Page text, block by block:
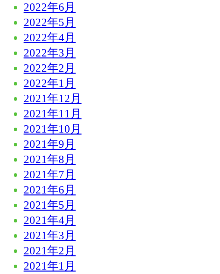
2022年6月
2022年5月
2022年4月
2022年3月
2022年2月
2022年1月
2021年12月
2021年11月
2021年10月
2021年9月
2021年8月
2021年7月
2021年6月
2021年5月
2021年4月
2021年3月
2021年2月
2021年1月